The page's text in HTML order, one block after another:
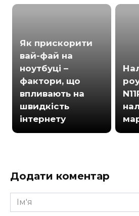
Як прискорити
вай-фай на
ноутбуці –
фактори, що
впливають на
швидкість
інтернету
Додати коментар
Ім'я
*